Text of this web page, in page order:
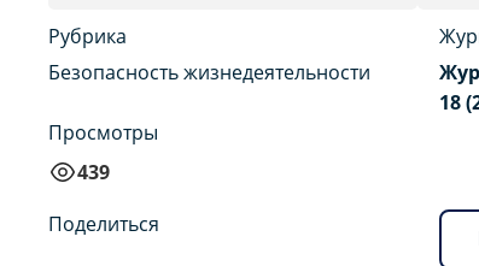
Рубрика
Безопасность жизнедеятельности
Просмотры
439
18
Поделиться